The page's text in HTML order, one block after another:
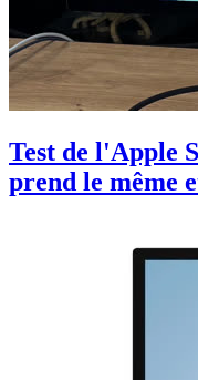
Test de l'Apple
prend le même